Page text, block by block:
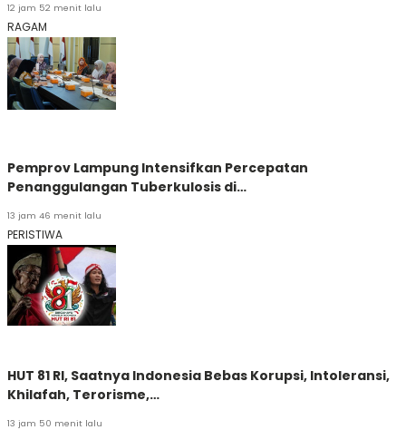
12 jam 52 menit lalu
RAGAM
Pemprov Lampung Intensifkan Percepatan
Penanggulangan Tuberkulosis di…
13 jam 46 menit lalu
PERISTIWA
HUT 81 RI, Saatnya Indonesia Bebas Korupsi, Intoleransi,
Khilafah, Terorisme,…
13 jam 50 menit lalu